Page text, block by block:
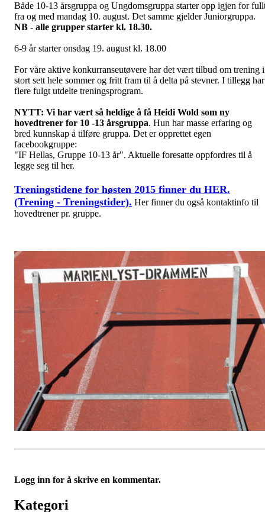
Både 10-13 årsgruppa og Ungdomsgruppa starter opp igjen for
fra og med mandag 10. august. Det samme gjelder Juniorgruppa.
NB - alle grupper starter kl. 18.30.
6-9 år starter onsdag 19. august kl. 18.00
For våre aktive konkurranseutøvere har det vært tilbud om trening i
stort sett hele sommer og fritt fram til å delta på stevner. I tillegg har
flere fulgt utdelte treningsprogram.
NYTT: Vi har vært så heldige å få Heidi Wold som ny
hovedtrener for 10 -13 årsgruppa. Hun har masse erfaring og
bred kunnskap å tilføre gruppa. Det er opprettet egen
facebookgruppe:
"IF Hellas, Gruppe 10-13 år". Aktuelle foresatte oppfordres til å
legge seg til her.
Treningstidene for høsten 2015 finner du HER.
(Trening - Treningstider). Her finner du også kontaktinfo til
hovedtrener pr. gruppe.
Logg inn for å skrive en kommentar.
Kategori